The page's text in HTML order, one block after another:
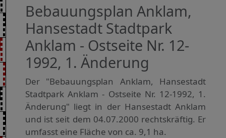
Bebauungsplan Anklam,
Hansestadt Stadtpark
Anklam - Ostseite Nr. 12-
1992, 1. Änderung
Der "Bebauungsplan Anklam, Hansestadt
Stadtpark Anklam - Ostseite Nr. 12-1992, 1.
Änderung" liegt in der Hansestadt Anklam
und ist seit dem 04.07.2000 rechtskräftig. Er
umfasst eine Fläche von ca. 9,1 ha.